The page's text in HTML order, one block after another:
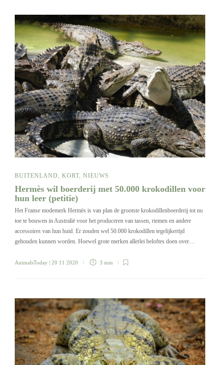
BUITENLAND, KORT, NIEUWS
Hermès wil boerderij met 50.000 krokodillen voor
hun leer (petitie)
Het Franse modemerk Hermès is van plan de grootste krokodillenboerderij tot nu
toe te bouwen in Australië voor het produceren van tassen, riemen en andere
accessoires van hun huid. Er zouden wel 50.000 krokodillen tegelijkertijd
gehouden kunnen worden. Hoewel grote merken allerlei beloftes doen over…
AnimalsToday | 20 11 2020 3 min